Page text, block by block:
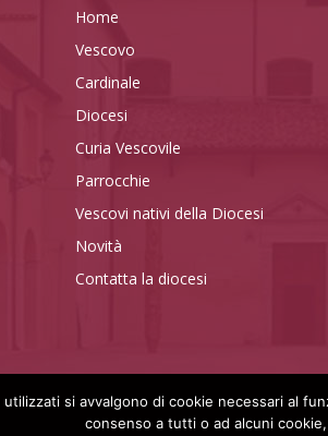
Home
Vescovo
Cardinale
Diocesi
Curia Vescovile
Parrocchie
Vescovi nativi della Diocesi
Novità
Contatta la diocesi
si avvalgono di cookie necessari al
consenso a tutti o ad alcuni